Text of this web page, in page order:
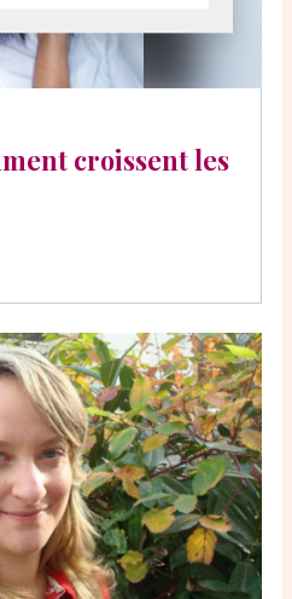
croissent les